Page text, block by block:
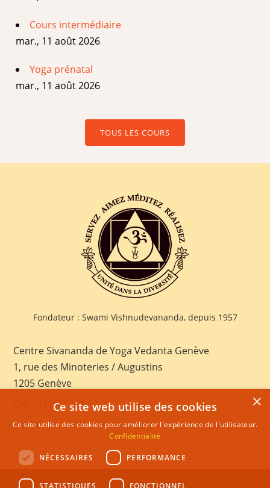
Cours intermédiaire
mar., 11 août 2026
Yoga prénatal
mar., 11 août 2026
TOUS LES COURS
Fondateur : Swami Vishnudevananda, depuis 1957
Centre Sivananda de Yoga Vedanta Genève
1, rue des Minoteries / Augustins
1205 Genève
+41 022 328 03 28
E-mail:geneva@sivananda.net
×
Ce site web utilise des cookies
Ce site utilise des cookies pour améliorer l'expérience de l'utilisateur.
Confidentialité
NÉCESSAIRES PERFORMANCE
STATISTIQUES FONCTIONNEL